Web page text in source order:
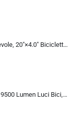
VARUN Bici Elettrica Pieghevole, 20″×4.0″ Bicicletta Elettrica da 48V 13Ah Batteria Rimovibile, Autonomia di 60-120 km, Fat B
URAQT Luci Bicicletta LED, 9500 Lumen Luci Bici, USB Ricaricabile 12 LED Super Luminosa, IP65 Impermeabile 5+4 modalità, Luce